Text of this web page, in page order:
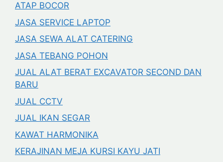
ATAP BOCOR
JASA SERVICE LAPTOP
JASA SEWA ALAT CATERING
JASA TEBANG POHON
JUAL ALAT BERAT EXCAVATOR SECOND DAN
BARU
JUAL CCTV
JUAL IKAN SEGAR
KAWAT HARMONIKA
KERAJINAN MEJA KURSI KAYU JATI